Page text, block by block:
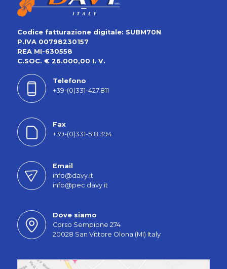
Codice fatturazione digitale: SUBM70N
P.IVA 00798230157
REA MI-630558
C.SOC. € 26.000,00 I. V.
Telefono
+39-(0)331-427.811
Fax
+39-(0)331-518.394
Email
info@davy.it
info@pec.davy.it
Dove siamo
Corso Sempione 274
20028 San Vittore Olona (MI) Italy